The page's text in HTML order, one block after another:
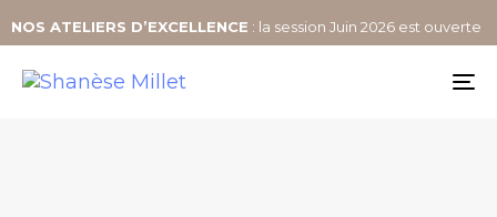
NOS ATELIERS D’EXCELLENCE : la session Juin 2026 est ouverte